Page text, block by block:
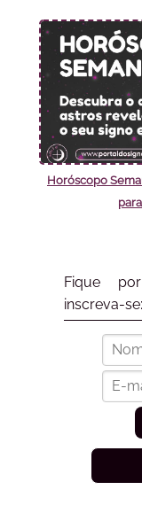
Horóscopo
Fique
inscreva-se: